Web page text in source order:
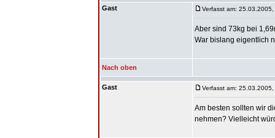
Gast Verfasst am:
Aber sind 73kg bei
War bislang eigentlich
Nach oben
Gast Verfasst am:
Am besten sollten wir
nehmen? Vielleicht